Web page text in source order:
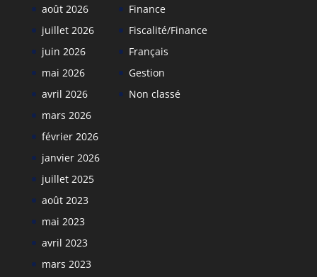
août 2026
juillet 2026
juin 2026
mai 2026
avril 2026
mars 2026
février 2026
janvier 2026
juillet 2025
août 2023
mai 2023
avril 2023
mars 2023
Finance
Fiscalité/Finance
Français
Gestion
Non classé